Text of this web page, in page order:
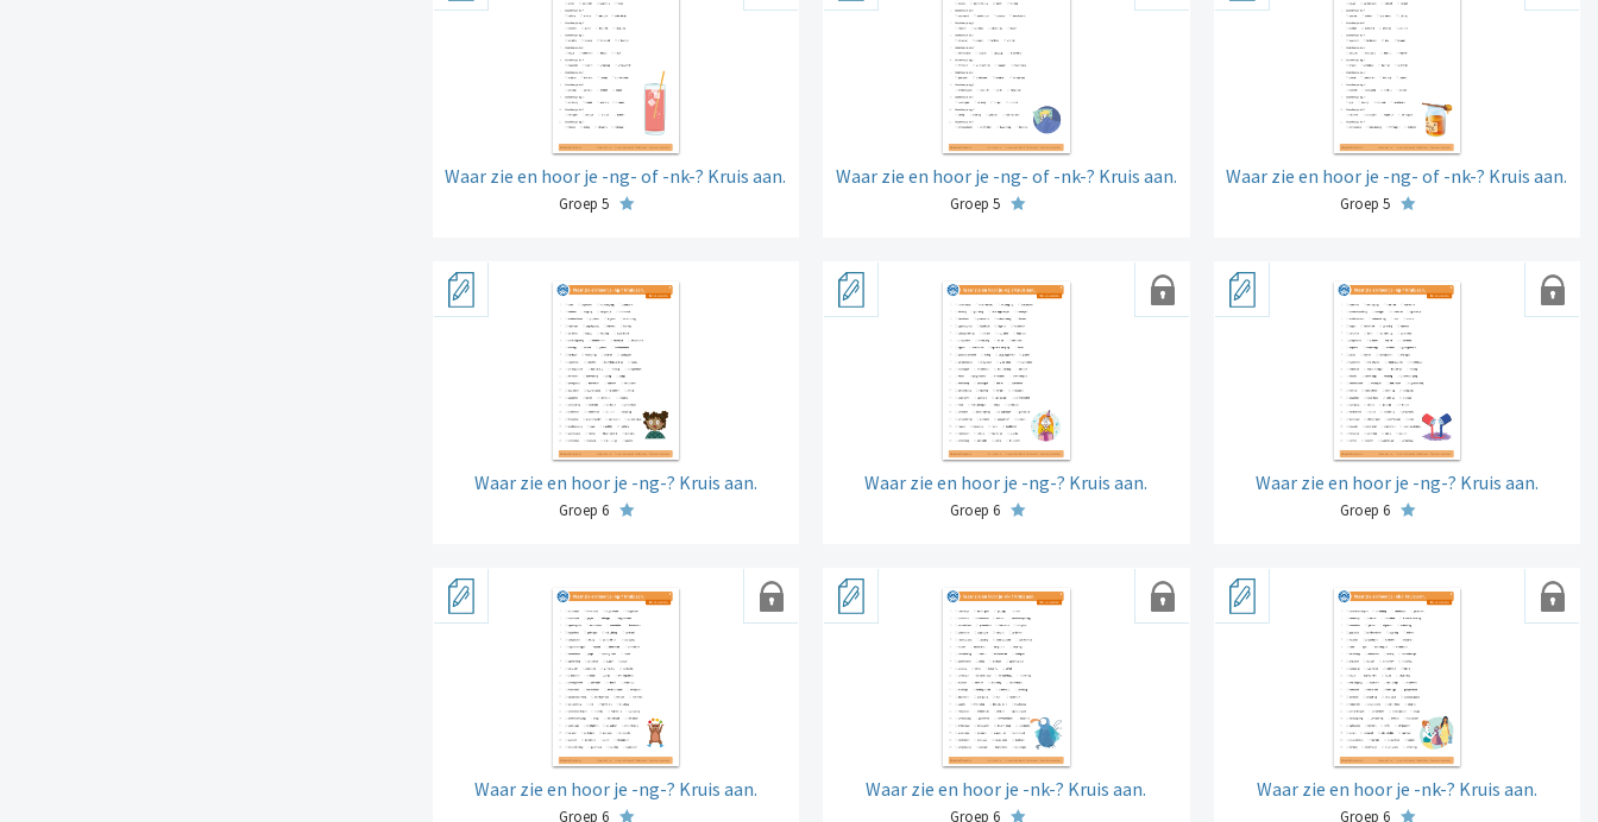
Waar zie en hoor je -ng- of -nk-? Kruis aan.
Groep 5
Waar zie en hoor je -ng- of -nk-? Kruis aan.
Groep 5
Waar zie en hoor je -ng- of -nk-? Kruis aan.
Groep 5
Waar zie en hoor je -ng-? Kruis aan.
Groep 6
Waar zie en hoor je -ng-? Kruis aan.
Groep 6
Waar zie en hoor je -ng-? Kruis aan.
Groep 6
Waar zie en hoor je -ng-? Kruis aan.
Groep 6
Waar zie en hoor je -nk-? Kruis aan.
Groep 6
Waar zie en hoor je -nk-? Kruis aan.
Groep 6